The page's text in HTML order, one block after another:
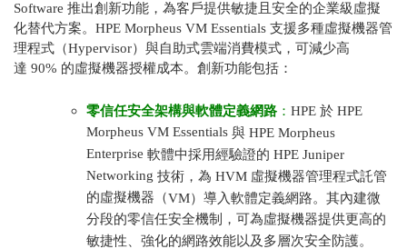
Software 推出創新功能，為客戶提供敏捷且安全的企業級虛擬
化替代方案。HPE Morpheus VM Essentials 支援多種虛擬機器管
理程式（Hypervisor）與自助式雲端消費模式，可減少高
達 90% 的虛擬機器授權成本。創新功能包括：
零信任安全架構與軟體定義網路 ： HPE 於 HPE
Morpheus VM Essentials 與 HPE Morpheus
Enterprise 軟體中採用經驗證的 HPE Juniper
Networking 技術，為 HVM 虛擬機器管理程式託管
的虛擬機器（VM）導入軟體定義網路。 其內建微
分段的零信任安全機制，可為虛擬機器提供更高的
敏捷性、強化的網路效能以及多層次安全防護。